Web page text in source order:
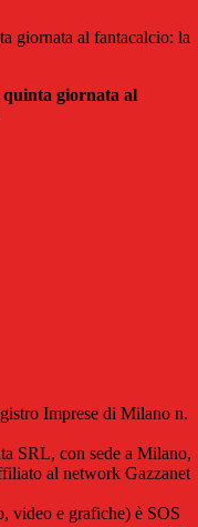
giornata al fantacalcio: la
giornata al
Imprese di Milano n.
SRL, con sede a Milano,
al network Gazzanet
video e grafiche) è SOS